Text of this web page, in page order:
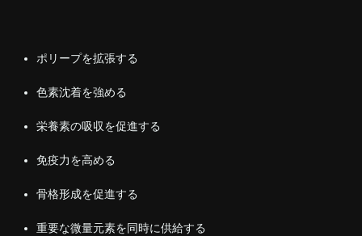
ポリープを拡張する
色素沈着を強める
栄養素の吸収を促進する
免疫力を高める
骨格形成を促進する
重要な微量元素を同時に供給する